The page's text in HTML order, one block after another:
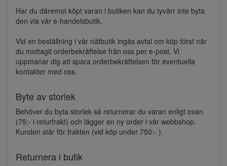
Har du däremot köpt varan i butiken kan du tyvärr inte byta
den via vår e-handelsbutik.
Vid en beställning i vår nätbutik ingås avtal om köp först när
du mottagit orderbekräftelse från oss per e-post. Vi
uppmanar dig att spara orderbekräftelsen för eventuella
kontakter med oss.
Byte av storlek
Behöver du byta storlek så returnerar du varan enligt ovan
(75:- i returfrakt) och lägger en ny order i vår webbshop.
Kunden står för frakten (vid köp under 750:- ).
Returnera i butik